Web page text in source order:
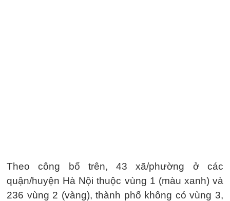
Theo công bố trên, 43 xã/phường ở các
quận/huyện Hà Nội thuộc vùng 1 (màu xanh) và
236 vùng 2 (vàng), thành phố không có vùng 3,